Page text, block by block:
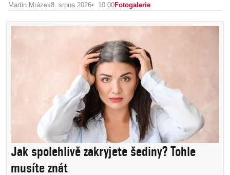
Martin Mrázek8. srpna 2026 10:00Fotogalerie
Jak spolehlivě zakryjete šediny? Tohle
musíte znát